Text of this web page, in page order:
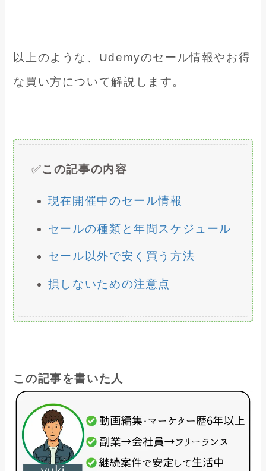
以上のような、Udemyのセール情報やお得
な買い方について解説します。
✅この記事の内容
現在開催中のセール情報
セールの種類と年間スケジュール
セール以外で安く買う方法
損しないための注意点
この記事を書いた人